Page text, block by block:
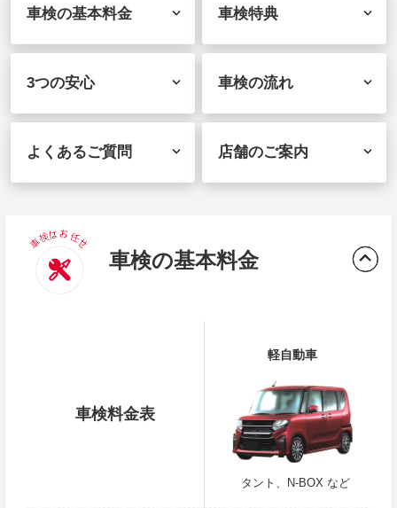
車検の基本料金 車検特典
3つの安心 車検の流れ
よくあるご質問 店舗のご案内
車検の基本料金
車検料金表
軽自動車
タント、N-BOX など